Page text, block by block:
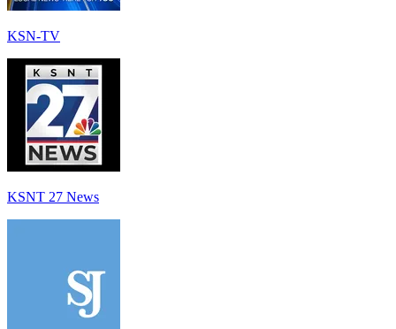
KSN-TV
KSNT 27 News